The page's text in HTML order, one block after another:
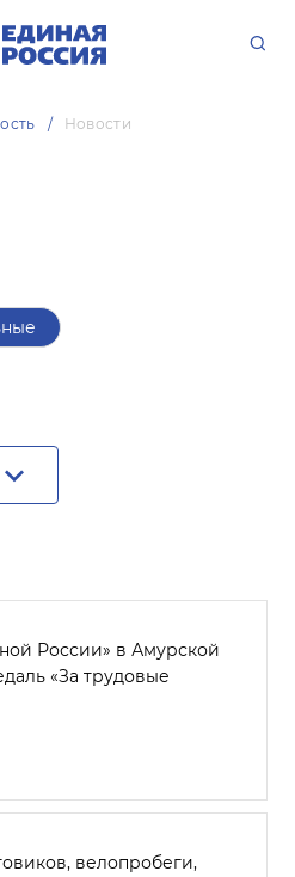
Новости
России» в Амурской
«За трудовые
велопробеги,